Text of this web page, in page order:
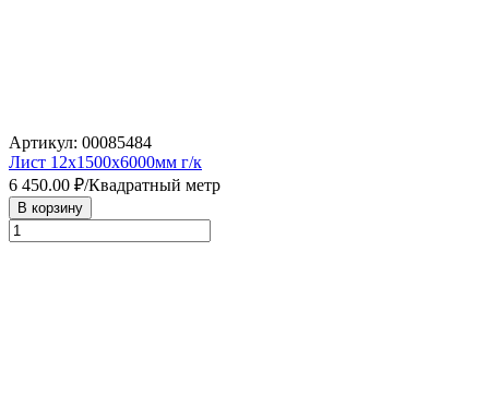
Артикул: 00085484
Лист 12х1500х6000мм г/к
6 450.00 ₽/Квадратный метр
В корзину